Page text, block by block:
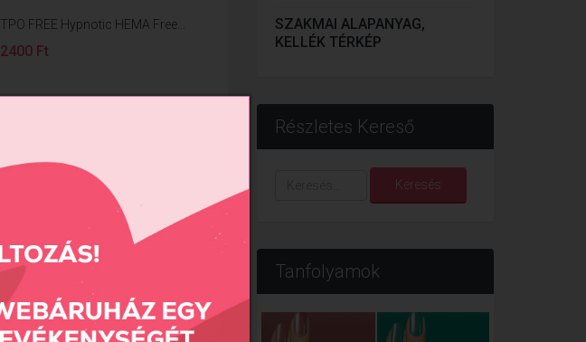
TPO FREE Hypnotic HEMA Free...
2400 Ft
SZAKMAI ALAPANYAG,
KELLÉK TÉRKÉP
Részletes Kereső
Keresés
Tanfolyamok